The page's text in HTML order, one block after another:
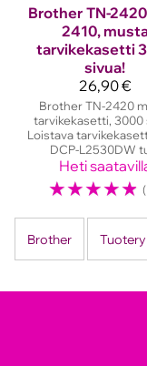
Brother TN-
2410,
tarvikekasetti
sivua!
26,90 €
Brother TN-2420
tarvikekasetti, 3000
Loistava
DCP-L2530DW
Heti
☆☆☆☆☆
Brother